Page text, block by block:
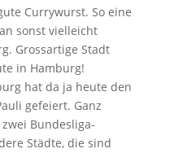
Currywurst. So eine
sonst vielleicht
Grossartige Stadt
in Hamburg!
hat da ja heute den
gefeiert. Ganz
Bundesliga-
Städte, die sind